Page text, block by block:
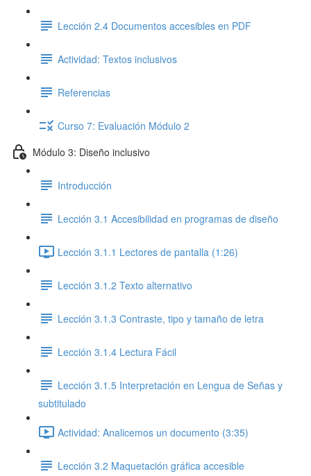
Lección 2.4 Documentos accesibles en PDF
Actividad: Textos inclusivos
Referencias
Curso 7: Evaluación Módulo 2
Módulo 3: Diseño inclusivo
Introducción
Lección 3.1 Accesibilidad en programas de diseño
Lección 3.1.1 Lectores de pantalla (1:26)
Lección 3.1.2 Texto alternativo
Lección 3.1.3 Contraste, tipo y tamaño de letra
Lección 3.1.4 Lectura Fácil
Lección 3.1.5 Interpretación en Lengua de Señas y
subtitulado
Actividad: Analicemos un documento (3:35)
Lección 3.2 Maquetación gráfica accesible